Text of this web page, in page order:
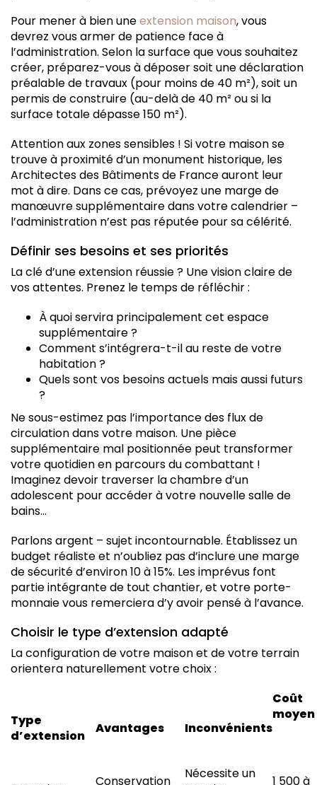
Pour mener à bien uneextension maison, vous
devrez vous armer de patience face à
l’administration. Selon la surface que vous souhaitez
créer, préparez-vous à déposer soit une déclaration
préalable de travaux (pour moins de 40 m²), soit un
permis de construire (au-delà de 40 m² ou si la
surface totale dépasse 150 m²).
Attention aux zones sensibles ! Si votre maison se
trouve à proximité d’un monument historique, les
Architectes des Bâtiments de France auront leur
mot à dire. Dans ce cas, prévoyez une marge de
manœuvre supplémentaire dans votre calendrier –
l’administration n’est pas réputée pour sa célérité.
Définir ses besoins et ses priorités
La clé d’une extension réussie ? Une vision claire de
vos attentes. Prenez le temps de réfléchir :
À quoi servira principalement cet espace
supplémentaire ?
Comment s’intégrera-t-il au reste de votre
habitation ?
Quels sont vos besoins actuels mais aussi futurs
?
Ne sous-estimez pas l’importance des flux de
circulation dans votre maison. Une pièce
supplémentaire mal positionnée peut transformer
votre quotidien en parcours du combattant !
Imaginez devoir traverser la chambre d’un
adolescent pour accéder à votre nouvelle salle de
bains…
Parlons argent – sujet incontournable. Établissez un
budget réaliste et n’oubliez pas d’inclure une marge
de sécurité d’environ 10 à 15%. Les imprévus font
partie intégrante de tout chantier, et votre porte-
monnaie vous remerciera d’y avoir pensé à l’avance.
Choisir le type d’extension adapté
La configuration de votre maison et de votre terrain
orientera naturellement votre choix :
Type
d’extension
Avantages Inconvénients
Coût
moyen
Conservation
Nécessite un
1 500 à